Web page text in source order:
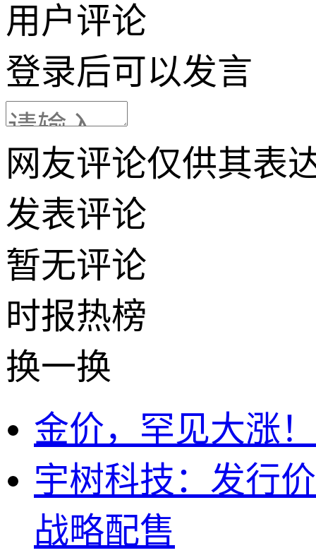
用户评论
登录后可以发言
网友评论仅供其表
发表评论
暂无评论
时报热榜
换一换
金价，罕见大涨！
宇树科技：发行
战略配售